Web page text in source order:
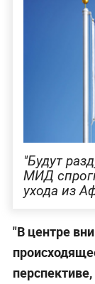
"Будут
МИД
ухода из
"В центре